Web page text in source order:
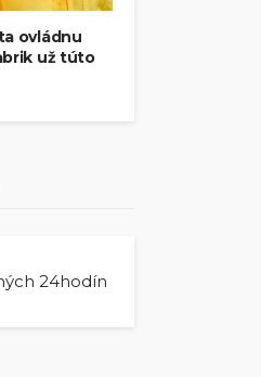
ovládnu
už túto
24hodín